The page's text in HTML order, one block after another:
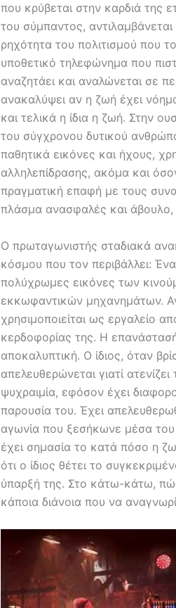
που κρύβεται στην καρδιά της
του σύμπαντος, αντιλαμβάνεται
ρηχότητα του πολιτισμού που
υποθετικό τηλεφώνημα που
αναζητάει και αναλώνεται σε
ανακαλύψει αν η ζωή έχει
και τελικά η ίδια η ζωή. Στην
του σύγχρονου δυτικού
παθητικά εικόνες και ήχους,
αλληλεπίδρασης, ακόμα και
πραγματική επαφή με τους
πλάσμα ανασφαλές και
Ο πρωταγωνιστής σταδιακά
κόσμου που τον περιβάλλει:
πολύχρωμες εικόνες των
εκκωφαντικών μηχανημάτων.
χρησιμοποιείται ως εργαλείο
κερδοφορίας της. Η
αποκαλυπτική. Ο ίδιος, όταν
απελευθερώνεται γιατί
ψυχραιμία, εφόσον έχει
παρουσία του. Έχει
αγωνία που ξεσήκωνε μέσα του
έχει σημασία το κατά πόσο η
ότι ο ίδιος θέτει το
ύπαρξή της. Στο κάτω-κάτω,
κάποια διάνοια που να